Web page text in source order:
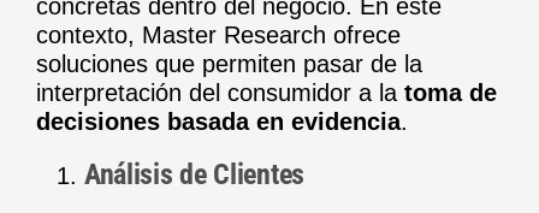
concretas dentro del negocio. En este
contexto, Master Research ofrece
soluciones que permiten pasar de la
interpretación del consumidor a la toma de
decisiones basada en evidencia.
Análisis de Clientes